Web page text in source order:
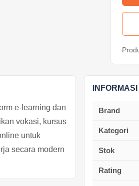
e-learning dan
vokasi, kursus
untuk
secara modern
Brand
Kategori
Stok
Rating